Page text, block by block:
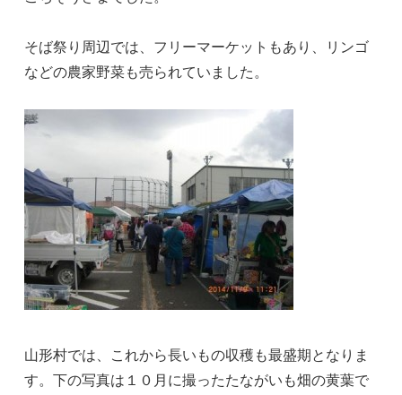
そば祭り周辺では、フリーマーケットもあり、リンゴ
などの農家野菜も売られていました。
山形村では、これから長いもの収穫も最盛期となりま
す。下の写真は１０月に撮ったたながいも畑の黄葉で